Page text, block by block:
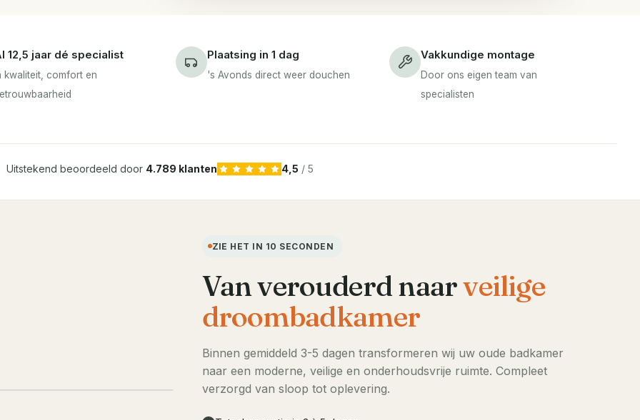
12,5 jaar dé specialist
kwaliteit, comfort en
Plaatsing in 1 dag
's Avonds direct weer douchen
Vakkundige montage
Door ons eigen team van
specialisten
Uitstekend beoordeeld door 4.789 klanten 4,5 / 5
ZIE HET IN 10 SECONDEN
Van verouderd naarveilige
droombadkamer
Binnen gemiddeld 3-5 dagen transformeren wij uw oude badkamer
naar een moderne, veilige en onderhoudsvrije ruimte. Compleet
verzorgd van sloop tot oplevering.